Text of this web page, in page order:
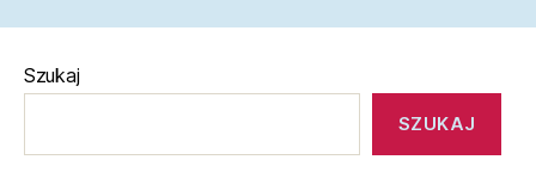
Szukaj
SZUKAJ